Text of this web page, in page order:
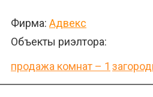
Фирма: Адвекс
Объекты риэлтора:
продажа комнат – 1